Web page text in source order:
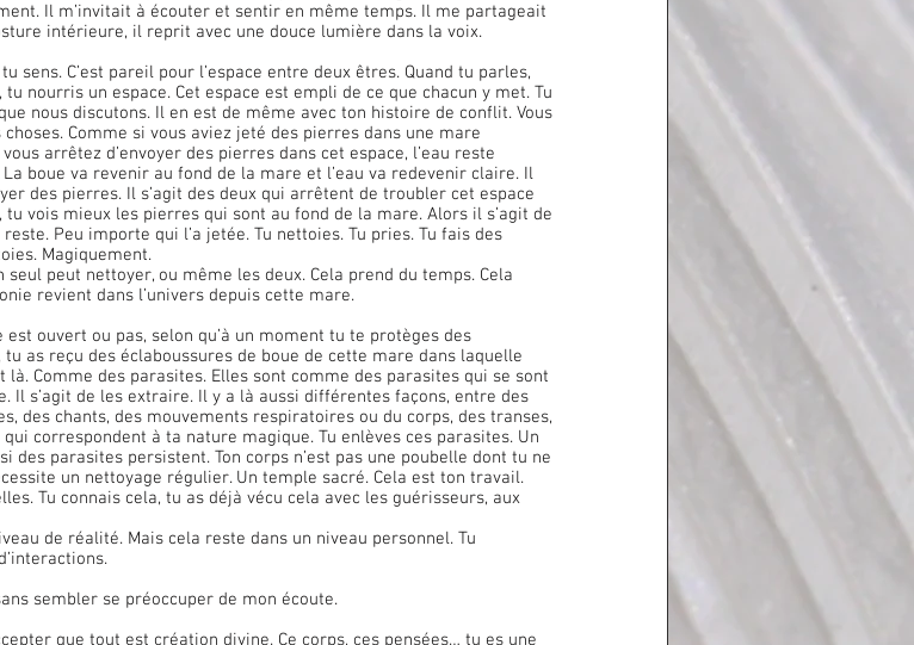
Il m’invitait à écouter et sentir en même temps. Il me partageait
intérieure, il reprit avec une douce lumière dans la voix.
sens. C’est pareil pour l’espace entre deux êtres. Quand tu parles,
nourris un espace. Cet espace est empli de ce que chacun y met. Tu
nous discutons. Il en est de même avec ton histoire de conflit. Vous
Comme si vous aviez jeté des pierres dans une mare
arrêtez d’envoyer des pierres dans cet espace, l’eau reste
boue va revenir au fond de la mare et l’eau va redevenir claire. Il
des pierres. Il s’agit des deux qui arrêtent de troubler cet espace
vois mieux les pierres qui sont au fond de la mare. Alors il s’agit de
Peu importe qui l’a jetée. Tu nettoies. Tu pries. Tu fais des
Magiquement.
peut nettoyer, ou même les deux. Cela prend du temps. Cela
revient dans l’univers depuis cette mare.
as reçu des éclaboussures de boue de cette mare dans laquelle
Comme des parasites. Elles sont comme des parasites qui se sont
Il s’agit de les extraire. Il y a là aussi différentes façons, entre des
des chants, des mouvements respiratoires ou du corps, des transes,
correspondent à ta nature magique. Tu enlèves ces parasites. Un
des parasites persistent. Ton corps n’est pas une poubelle dont tu ne
un nettoyage régulier. Un temple sacré. Cela est ton travail.
Tu connais cela, tu as déjà vécu cela avec les guérisseurs, aux
de réalité. Mais cela reste dans un niveau personnel. Tu
sans sembler se préoccuper de mon écoute.
que tout est création divine. Ce corps, ces pensées… tu es une